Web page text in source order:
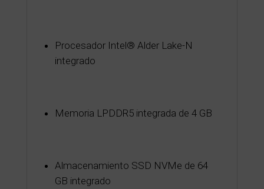
Procesador Intel® Alder Lake-N
integrado
Memoria LPDDR5 integrada de 4 GB
Almacenamiento SSD NVMe de 64
GB integrado